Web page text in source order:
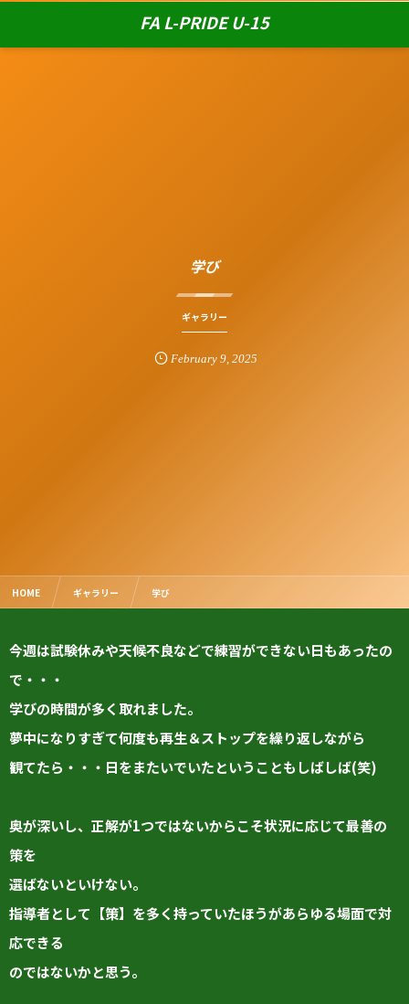
FA L-PRIDE U-15
学び
ギャラリー
February 9,2025
HOME ギャラリー 学び
今週は試験休みや天候不良などで練習ができない日もあったの
で・・・
学びの時間が多く取れました。
夢中になりすぎて何度も再生＆ストップを繰り返しながら
観てたら・・・日をまたいでいたということもしばしば(笑)
奥が深いし、正解が1つではないからこそ状況に応じて最善の
策を
選ばないといけない。
指導者として【策】を多く持っていたほうがあらゆる場面で対
応できる
のではないかと思う。